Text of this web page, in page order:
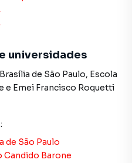
ou lançamentos na
regiões de São Paulo.
estilo de vida.
totalmente online, com
Imobiliária Xavier e Brito
um imóvel em São Paulo
computador ou
inovadoras para
inquilinos e
universidades
de São Paulo, Escola
e Emei Francisco Roquetti
:
de São Paulo
Candido Barone